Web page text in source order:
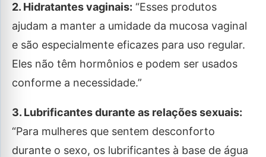
2. Hidratantes vaginais: “Esses produtos
ajudam a manter a umidade da mucosa vaginal
e são especialmente eficazes para uso regular.
Eles não têm hormônios e podem ser usados
conforme a necessidade.”
3. Lubrificantes durante as relações sexuais:
“Para mulheres que sentem desconforto
durante o sexo, os lubrificantes à base de água